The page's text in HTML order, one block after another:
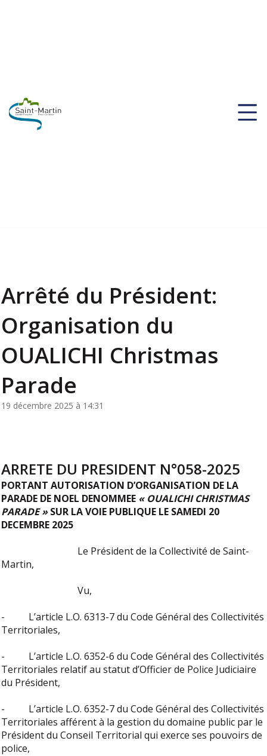
Arrêté du Président:
Organisation du
OUALICHI Christmas
Parade
19 décembre 2025 à 14:31
ARRETE DU PRESIDENT N°058-2025
PORTANT AUTORISATION D’ORGANISATION DE LA
PARADE DE NOEL DENOMMEE « OUALICHI CHRISTMAS
PARADE »SUR LA VOIE PUBLIQUE LE SAMEDI 20
DECEMBRE 2025
Le Président de la Collectivité de Saint-
Martin,
Vu,
- L’article L.O. 6313-7 du Code Général des Collectivités
Territoriales,
- L’article L.O. 6352-6 du Code Général des Collectivités
Territoriales relatif au statut d’Officier de Police Judiciaire
du Président,
- L’article L.O. 6352-7 du Code Général des Collectivités
Territoriales afférent à la gestion du domaine public par le
Président du Conseil Territorial qui exerce ses pouvoirs de
police,